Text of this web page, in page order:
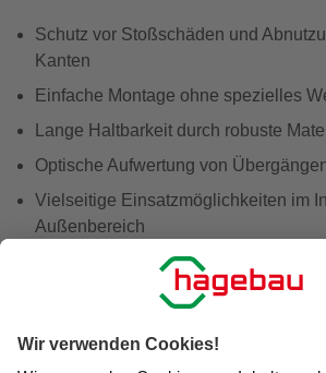
Schutz vor Stoßschäden und
Kanten
Einfache Montage ohne spezielles
Lange Haltbarkeit durch robuste
Optische Aufwertung von
Vielseitige Einsatzmöglichkeiten im
Außenbereich